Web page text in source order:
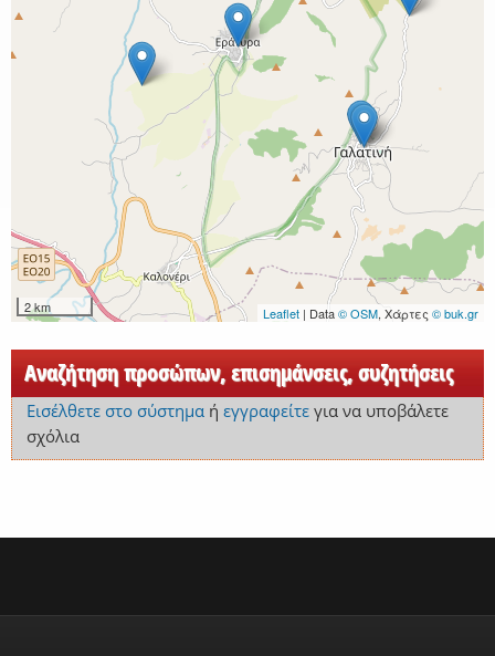
2 km Leaflet | Data© OSM, Χάρτες © buk.gr
Αναζήτηση προσώπων, επισημάνσεις, συζητήσεις
Εισέλθετε στο σύστημαή εγγραφείτεγια να υποβάλετε
σχόλια